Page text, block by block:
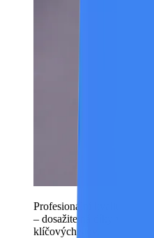
Profesionální kvalita
– dosažitelná díky využití
klíčových slov.